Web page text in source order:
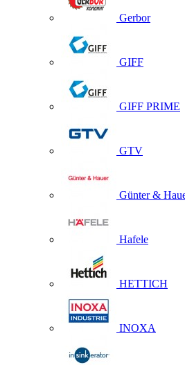
Gerbor
GIFF
GIFF PRIME
GTV
Günter &
Hafele
HETTICH
INOXA